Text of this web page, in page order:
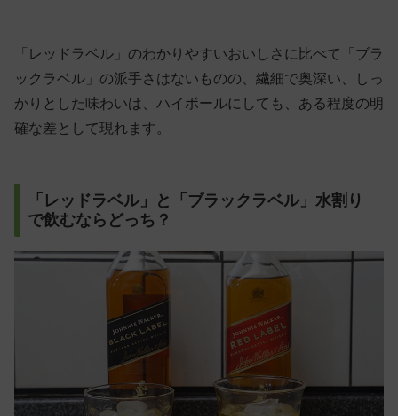
「レッドラベル」のわかりやすいおいしさに比べて「ブラ
ックラベル」の派手さはないものの、繊細で奥深い、しっ
かりとした味わいは、ハイボールにしても、ある程度の明
確な差として現れます。
「レッドラベル」と「ブラックラベル」水割り
で飲むならどっち？